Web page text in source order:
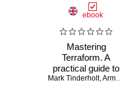
ebook
Mastering
Terraform. A
practical guide to
building and
Mark Tinderholt,Armon Dadgar